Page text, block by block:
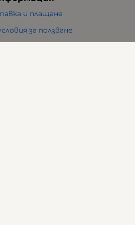
и плащане
за ползване